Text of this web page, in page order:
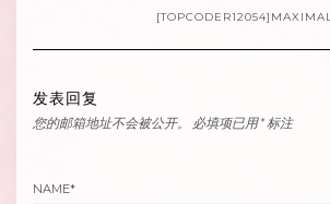
发表回复
您的邮箱地址不会被公开。 必填项已用*标注
NAME*